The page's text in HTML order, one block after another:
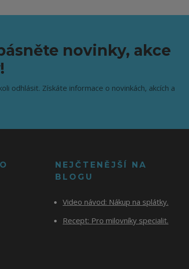
novinky, akce
odhlásit. Získáte informace o novinkách, akcích a
NEJČTENĚJŠÍ NA
BLOGU
Video návod: Nákup na splátky.
Recept: Pro milovníky specialit.